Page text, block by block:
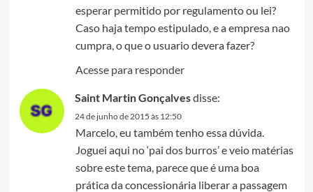
esperar permitido por regulamento ou lei?
Caso haja tempo estipulado, e a empresa nao
cumpra, o que o usuario devera fazer?
Acesse para responder
Saint Martin Gonçalvesdisse:
24 de junho de 2015 às 12:50
Marcelo, eu também tenho essa dúvida.
Joguei aqui no ‘pai dos burros’ e veio matérias
sobre este tema, parece que é uma boa
prática da concessionária liberar a passagem